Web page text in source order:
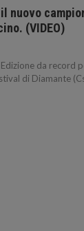
nuovo
(VIDEO)
da record
di Diamante